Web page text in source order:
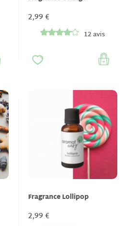
2,99 €
12 avis
Fragrance Lollipop
2,99 €